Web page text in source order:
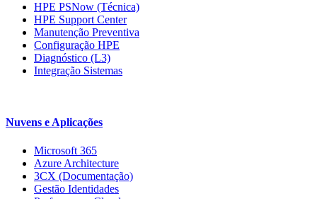
HPE PSNow (Técnica)
HPE Support Center
Manutenção Preventiva
Configuração HPE
Diagnóstico (L3)
Integração Sistemas
Nuvens e Aplicações
Microsoft 365
Azure Architecture
3CX (Documentação)
Gestão Identidades